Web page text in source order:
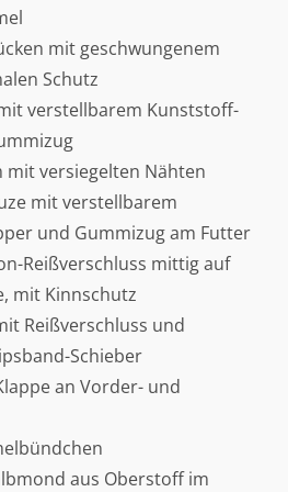
mit geschwungenem
Schutz
verstellbarem Kunststoff-
mit versiegelten Nähten
mit verstellbarem
und Gummizug am Futter
Reißverschluss mittig auf
mit Kinnschutz
Reißverschluss und
Schieber
an Vorder- und
aus Oberstoff im